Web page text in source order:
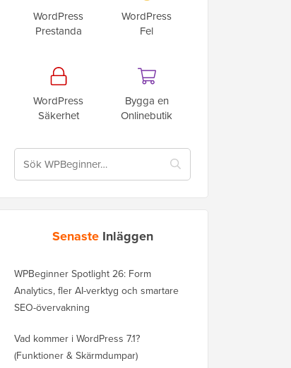
WordPress
Prestanda
WordPress
Fel
WordPress
Säkerhet
Bygga en
Onlinebutik
Senaste Inläggen
WPBeginner Spotlight 26: Form
Analytics, fler AI-verktyg och smartare
SEO-övervakning
Vad kommer i WordPress 7.1?
(Funktioner & Skärmdumpar)